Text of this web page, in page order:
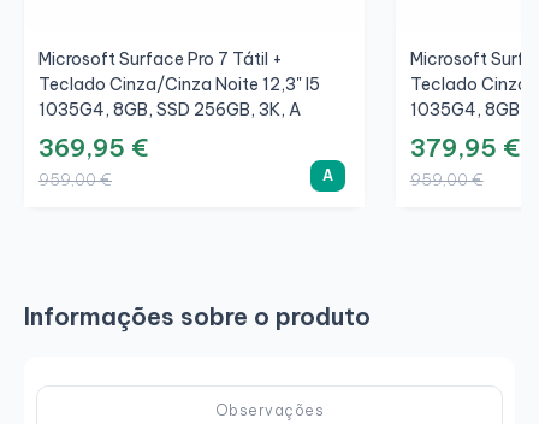
Microsoft Surface Pro 7 Tátil +
Teclado Cinza/Cinza Noite 12,3" I5
1035G4, 8GB, SSD 256GB, 3K, A
369,95 €
959,00 € A
Microsoft
Teclado Cinza/
1035G4, 8GB,
379,95 €
959,00 €
Informações sobre o produto
Observações